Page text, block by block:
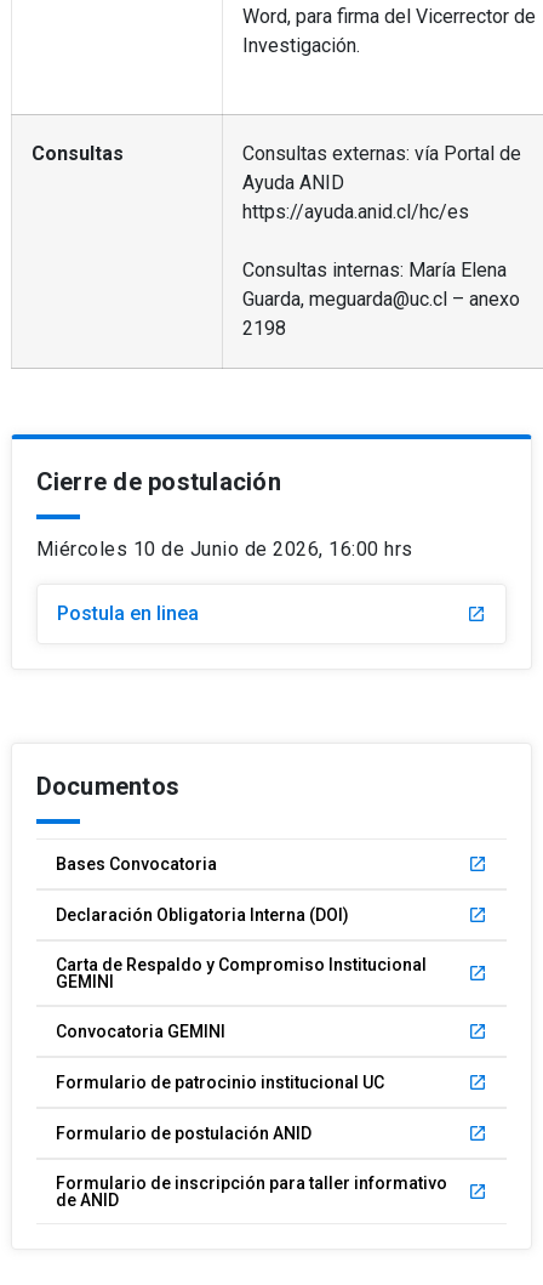
Word, para firma del Vicerrector de
Investigación.
Consultas
Consultas externas: vía Portal de
Ayuda ANID
https://ayuda.anid.cl/hc/es
Consultas internas: María Elena
Guarda, meguarda@uc.cl – anexo
2198
Cierre de postulación
Miércoles 10 de Junio de 2026, 16:00 hrs
Postula en linea launch
Documentos
Bases Convocatoria launch
Declaración Obligatoria Interna (DOI) launch
Carta de Respaldo y Compromiso Institucional
GEMINI
launch
Convocatoria GEMINI launch
Formulario de patrocinio institucional UC launch
Formulario de postulación ANID launch
Formulario de inscripción para taller informativo
de ANID
launch